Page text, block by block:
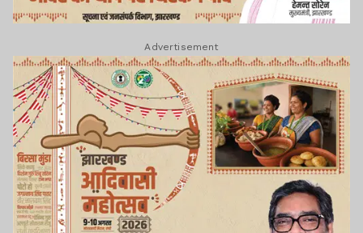
Advertisement